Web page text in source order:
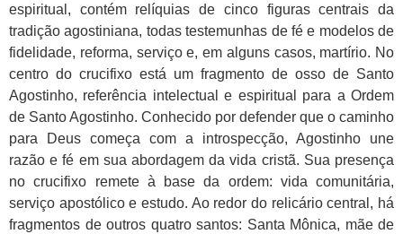
espiritual, contém relíquias de cinco figuras centrais da
tradição agostiniana, todas testemunhas de fé e modelos de
fidelidade, reforma, serviço e, em alguns casos, martírio. No
centro do crucifixo está um fragmento de osso de Santo
Agostinho, referência intelectual e espiritual para a Ordem
de Santo Agostinho. Conhecido por defender que o caminho
para Deus começa com a introspecção, Agostinho une
razão e fé em sua abordagem da vida cristã. Sua presença
no crucifixo remete à base da ordem: vida comunitária,
serviço apostólico e estudo. Ao redor do relicário central, há
fragmentos de outros quatro santos: Santa Mônica, mãe de